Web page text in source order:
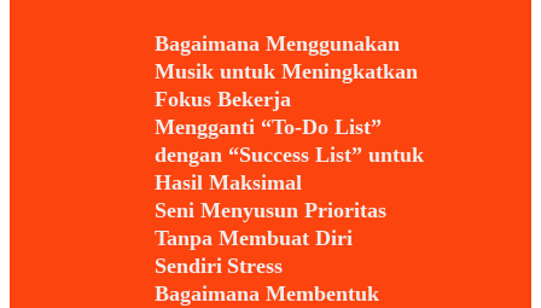
Bagaimana Menggunakan
Musik untuk Meningkatkan
Fokus Bekerja
Mengganti “To-Do List”
dengan “Success List” untuk
Hasil Maksimal
Seni Menyusun Prioritas
Tanpa Membuat Diri
Sendiri Stress
Bagaimana Membentuk